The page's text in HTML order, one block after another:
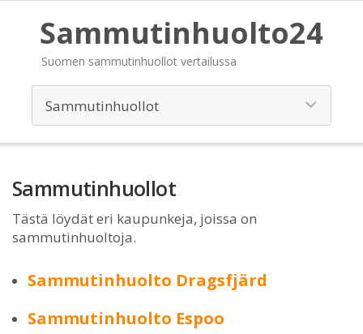
Sammutinhuolto24
Suomen sammutinhuollot vertailussa
Sammutinhuollot
Tästä löydät eri kaupunkeja, joissa on
sammutinhuoltoja.
Sammutinhuolto Dragsfjärd
Sammutinhuolto Espoo